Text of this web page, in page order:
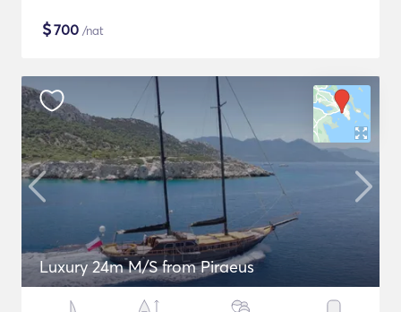
$700 /nat
Luxury 24m M/S from Piraeus